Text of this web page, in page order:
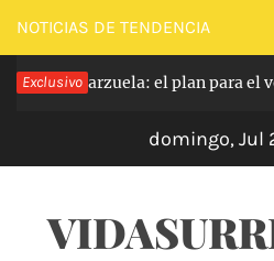
Saltar
al
contenido
NOTICIAS DE TENDENCIA
Exclusivo
hace Zarzuela: el plan para el
domingo, Jul